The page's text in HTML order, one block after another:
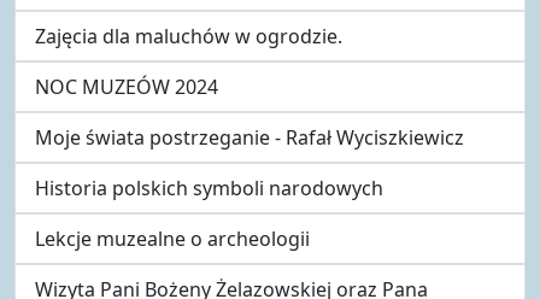
Zajęcia dla maluchów w ogrodzie.
NOC MUZEÓW 2024
Moje świata postrzeganie - Rafał Wyciszkiewicz
Historia polskich symboli narodowych
Lekcje muzealne o archeologii
Wizyta Pani Bożeny Żelazowskiej oraz Pana